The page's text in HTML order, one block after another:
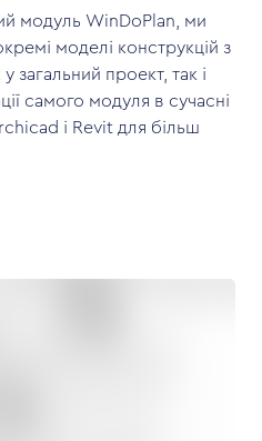
модуль WinDoPlan, ми
моделі конструкцій з
загальний проект, так і
самого модуля в сучасні
і Revit для більш